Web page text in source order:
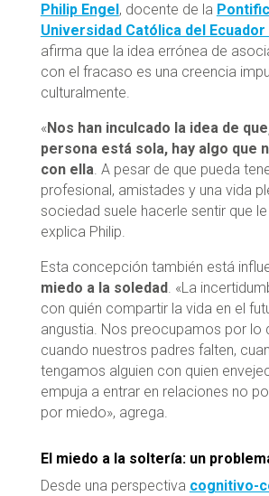
Philip Engel , docente de la
Universidad Católica del Ecuador
afirma que la idea errónea de
con el fracaso es una creencia
culturalmente.
«Nos han inculcado la idea de
persona está sola, hay algo que
con ella. A pesar de que pueda
profesional, amistades y una vida
sociedad suele hacerle sentir que
explica Philip.
Esta concepción también está
miedo a la soledad. «La
con quién compartir la vida en el
angustia. Nos preocupamos por lo
cuando nuestros padres falten,
tengamos alguien con quien
empuja a entrar en relaciones no
por miedo», agrega.
El miedo a la soltería: un
Desde una perspectiva cognitivo-